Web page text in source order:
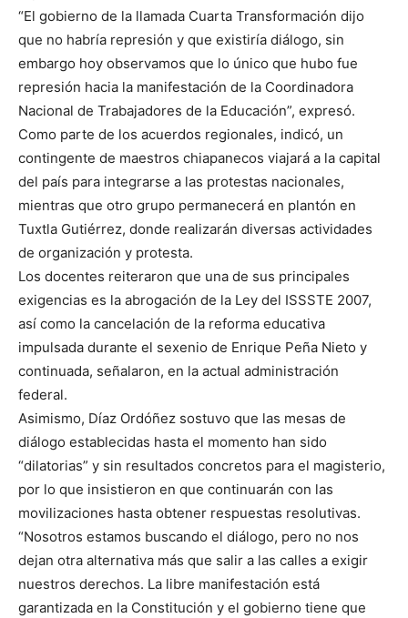
“El gobierno de la llamada Cuarta Transformación dijo
que no habría represión y que existiría diálogo, sin
embargo hoy observamos que lo único que hubo fue
represión hacia la manifestación de la Coordinadora
Nacional de Trabajadores de la Educación”, expresó.
Como parte de los acuerdos regionales, indicó, un
contingente de maestros chiapanecos viajará a la capital
del país para integrarse a las protestas nacionales,
mientras que otro grupo permanecerá en plantón en
Tuxtla Gutiérrez, donde realizarán diversas actividades
de organización y protesta.
Los docentes reiteraron que una de sus principales
exigencias es la abrogación de la Ley del ISSSTE 2007,
así como la cancelación de la reforma educativa
impulsada durante el sexenio de Enrique Peña Nieto y
continuada, señalaron, en la actual administración
federal.
Asimismo, Díaz Ordóñez sostuvo que las mesas de
diálogo establecidas hasta el momento han sido
“dilatorias” y sin resultados concretos para el magisterio,
por lo que insistieron en que continuarán con las
movilizaciones hasta obtener respuestas resolutivas.
“Nosotros estamos buscando el diálogo, pero no nos
dejan otra alternativa más que salir a las calles a exigir
nuestros derechos. La libre manifestación está
garantizada en la Constitución y el gobierno tiene que